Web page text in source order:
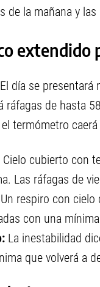
de la mañana y
extendido
El día se presentará
ráfagas de hasta
termómetro
Cielo cubierto con
Las ráfagas de
Un respiro con cielo
con una
La inestabilidad
que volverá a